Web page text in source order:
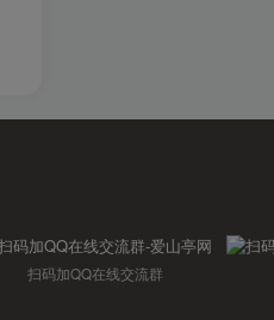
扫码加QQ在线交流群